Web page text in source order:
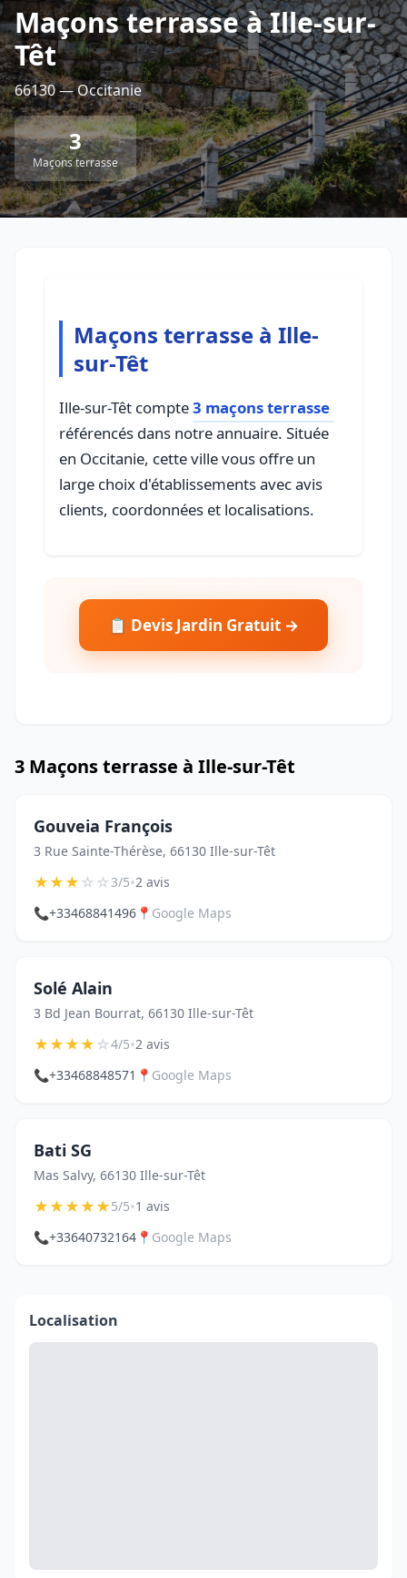
Retour à la liste des métiers
CGU Confidentialité - Service proposé parViteUnDevis.com-Vous
Maçons terrasse à Ille-sur-
Têt
66130 — Occitanie
3
Maçons terrasse
Maçons terrasse à Ille-
sur-Têt
Ille-sur-Têt compte3 maçons terrasse
référencés dans notre annuaire. Située
en Occitanie, cette ville vous offre un
large choix d'établissements avec avis
clients, coordonnées et localisations.
📋 Devis Jardin Gratuit →
3 Maçons terrasse à Ille-sur-Têt
Gouveia François
3 Rue Sainte-Thérèse, 66130 Ille-sur-Têt
★★★☆☆3/5•2 avis
📞+33468841496 📍 Google Maps
Solé Alain
3 Bd Jean Bourrat, 66130 Ille-sur-Têt
★★★★☆4/5•2 avis
📞+33468848571 📍 Google Maps
Bati SG
Mas Salvy, 66130 Ille-sur-Têt
★★★★★5/5•1 avis
📞+33640732164 📍 Google Maps
Localisation